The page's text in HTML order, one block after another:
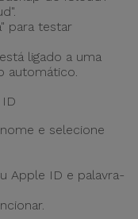
para testar
ligado a uma
automático.
e selecione
Apple ID e palavra-